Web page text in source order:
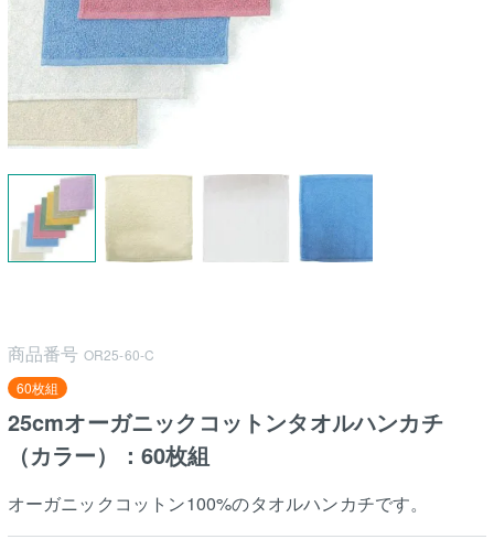
商品番号 OR25-60-C
60枚組
25cmオーガニックコットンタオルハンカチ
（カラー）：60枚組
オーガニックコットン100%のタオルハンカチです。